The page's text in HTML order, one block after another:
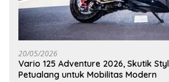
20/05/2026
Vario 125 Adventure 2026, Skutik
Petualang untuk Mobilitas Modern